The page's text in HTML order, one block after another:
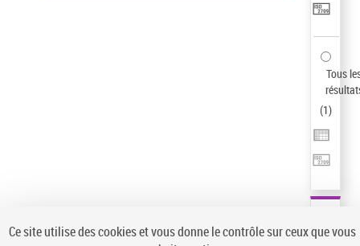
Tous
(1)
Ce site utilise des cookies et vous donne le contrôle sur ceux que vous